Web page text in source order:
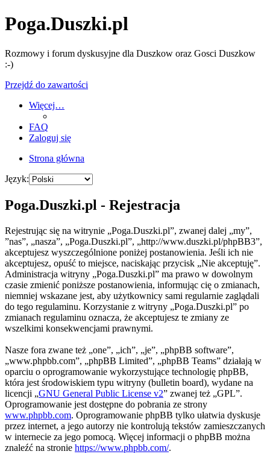
Poga.Duszki.pl
Rozmowy i forum dyskusyjne dla Duszkow oraz Gosci Duszkow
:-)
Przejdź do zawartości
Więcej…
FAQ
Zaloguj się
Strona główna
Język:
Poga.Duszki.pl - Rejestracja
Rejestrując się na witrynie „Poga.Duszki.pl”, zwanej dalej „my”,
”nas”, „nasza”, „Poga.Duszki.pl”, „http://www.duszki.pl/phpBB3”,
akceptujesz wyszczególnione poniżej postanowienia. Jeśli ich nie
akceptujesz, opuść to miejsce, naciskając przycisk „Nie akceptuję”.
Administracja witryny „Poga.Duszki.pl” ma prawo w dowolnym
czasie zmienić poniższe postanowienia, informując cię o zmianach,
niemniej wskazane jest, aby użytkownicy sami regularnie zaglądali
do tego regulaminu. Korzystanie z witryny „Poga.Duszki.pl” po
zmianach regulaminu oznacza, że akceptujesz te zmiany ze
wszelkimi konsekwencjami prawnymi.
Nasze fora zwane też „one”, „ich”, „je”, „phpBB software”,
„www.phpbb.com”, „phpBB Limited”, „phpBB Teams” działają w
oparciu o oprogramowanie wykorzystujące technologię phpBB,
która jest środowiskiem typu witryny (bulletin board), wydane na
licencji „GNU General Public License v2” zwanej też „GPL”.
Oprogramowanie jest dostępne do pobrania ze strony
www.phpbb.com. Oprogramowanie phpBB tylko ułatwia dyskusje
przez internet, a jego autorzy nie kontrolują tekstów zamieszczanych
w internecie za jego pomocą. Więcej informacji o phpBB można
znaleźć na stronie https://www.phpbb.com/.